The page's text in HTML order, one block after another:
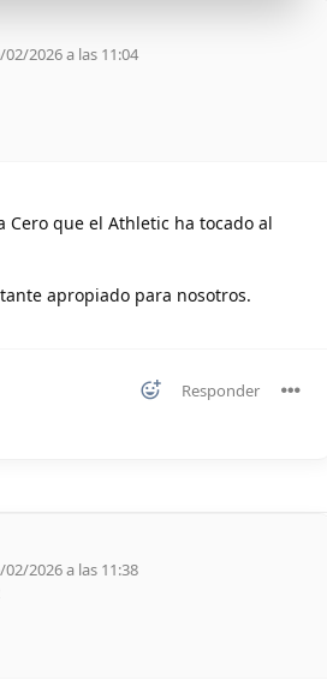
2026 a las 11:04
Cero que el Athletic ha tocado al
apropiado para nosotros.
Responder
2026 a las 11:38